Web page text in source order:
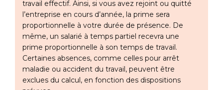
travail effectif. Ainsi, si vous avez rejoint ou quitté
l’entreprise en cours d’année, la prime sera
proportionnelle à votre durée de présence. De
même, un salarié à temps partiel recevra une
prime proportionnelle à son temps de travail.
Certaines absences, comme celles pour arrêt
maladie ou accident du travail, peuvent être
exclues du calcul, en fonction des dispositions